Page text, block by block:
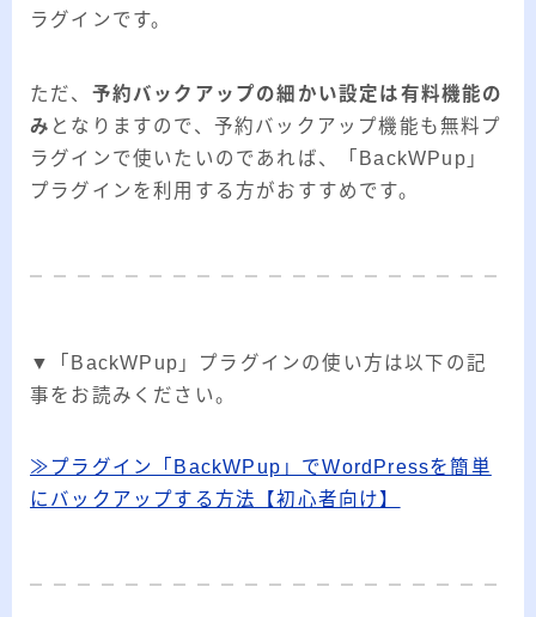
ラグインです。
ただ、 予約バックアップの細かい設定は有料機能の
み となりますので、予約バックアップ機能も無料プ
ラグインで使いたいのであれば、「BackWPup」
プラグインを利用する方がおすすめです。
▼「BackWPup」プラグインの使い方は以下の記
事をお読みください。
≫プラグイン「BackWPup」でWordPressを簡単
にバックアップする方法【初心者向け】